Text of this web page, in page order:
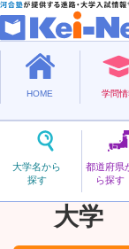
HOME 学問情
大学名から
探す
都道府県
ら探す
私立
のーとるだむ
ノー
大学